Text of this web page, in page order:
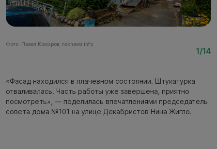
Фото: Павел Комаров, nsknews.info
1/14
«Фасад находился в плачевном состоянии. Штукатурка
отваливалась. Часть работы уже завершена, приятно
посмотреть», — поделилась впечатлениями председатель
совета дома №101 на улице Декабристов Нина Жигло.